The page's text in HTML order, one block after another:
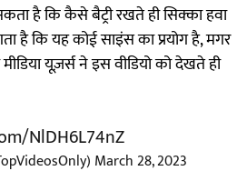
है कि कैसे बैट्री रखते ही सिक्का हवा
है कि यह कोई साइंस का प्रयोग है, मगर
यूज़र्स ने इस वीडियो को देखते ही
NlDH6L74nZ
March 28, 2023